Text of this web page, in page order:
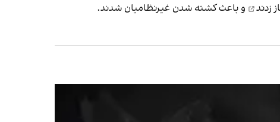
زدند و باعث کشته شدن غیرنظامیان شدند.